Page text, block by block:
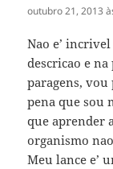
outubro 21, 2013
Nao e’
descricao e
paragens, vou
pena que sou
que aprender
organismo
Meu lance e’